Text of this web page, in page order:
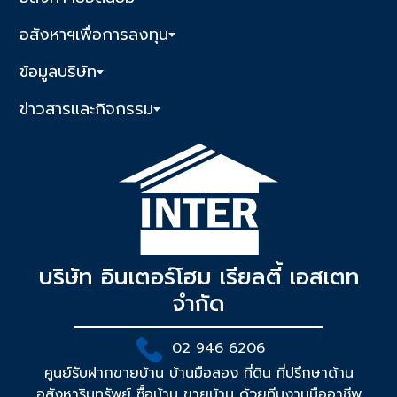
อสังหาฯเพื่อการลงทุน
ข้อมูลบริษัท
ข่าวสารและกิจกรรม
บริษัท อินเตอร์โฮม เรียลตี้ เอสเตท
จำกัด
02 946 6206
ศูนย์รับฝากขายบ้าน บ้านมือสอง ที่ดิน ที่ปรึกษาด้าน